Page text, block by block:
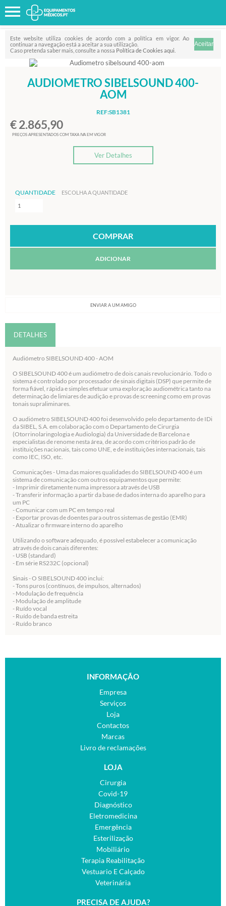
Este website utiliza cookies de acordo com a política em vigor. Ao
continuar a navegação está a aceitar a sua utilização.
Caso pretenda saber mais, consulte a nossa Política de Cookies aqui
AUDIOMETRO SIBELSOUND 400-
AOM
REF:SB1381
€ 2.865,90
PREÇOS APRESENTADOS COM TAXA IVA EM VIGOR
Ver Detalhes
QUANTIDADE ESCOLHA A QUANTIDADE
ADICIONAR
ENVIAR A UM AMIGO
DETALHES
Audiómetro SIBELSOUND 400 - AOM
O SIBELSOUND 400 é um audiómetro de dois canais revolucionário. Todo o
sistema é controlado por processador de sinais digitais (DSP) que permite de
forma fiável, rápida e simples efetuar uma exploração audiométrica tanto na
determinação de limiares de audição e provas de screening como em provas
tonais supraliminares.
O audiómetro SIBELSOUND 400 foi desenvolvido pelo departamento de IDi
da SIBEL, S.A. em colaboração com o Departamento de Cirurgia
(Otorrinolaringologia e Audiologia) da Universidade de Barcelona e
especialistas de renome nesta área, de acordo com critérios padrão de
instituições nacionais, tais como UNE, e de instituições internacionais, tais
como IEC, ISO, etc.
Comunicações - Uma das maiores qualidades do SIBELSOUND 400 é um
sistema de comunicação com outros equipamentos que permite:
- Imprimir diretamente numa impressora através de USB
- Transferir informação a partir da base de dados interna do aparelho para
um PC
- Comunicar com um PC em tempo real
- Exportar provas de doentes para outros sistemas de gestão (EMR)
- Atualizar o firmware interno do aparelho
Utilizando o software adequado, é possível estabelecer a comunicação
através de dois canais diferentes:
- USB (standard)
- Em série RS232C (opcional)
Sinais - O SIBELSOUND 400 inclui:
- Tons puros (contínuos, de impulsos, alternados)
- Modulação de frequência
- Modulação de amplitude
- Ruído vocal
- Ruído de banda estreita
- Ruído branco
INFORMAÇÃO
Empresa
Serviços
Loja
Contactos
Marcas
Livro de reclamações
LOJA
Cirurgia
Covid-19
Diagnóstico
Eletromedicina
Emergência
Esterilização
Mobiliário
Terapia Reabilitação
Vestuario E Calçado
Veterinária
PRECISA DE AJUDA?